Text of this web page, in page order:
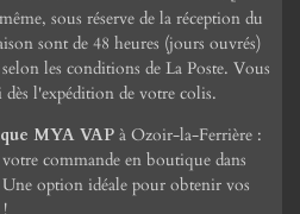
sous réserve de la réception du
sont de 48 heures (jours ouvrés)
les conditions de La Poste. Vous
l'expédition de votre colis.
MYA VAP à Ozoir-la-Ferrière :
commande en boutique dans
option idéale pour obtenir vos